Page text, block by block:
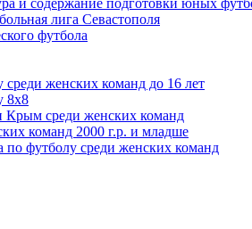
и содержание подготовки юных
лига Севастополя
футбола
среди женских команд до 16 лет
8х8
Крым среди женских команд
команд 2000 г.р. и младше
футболу среди женских команд